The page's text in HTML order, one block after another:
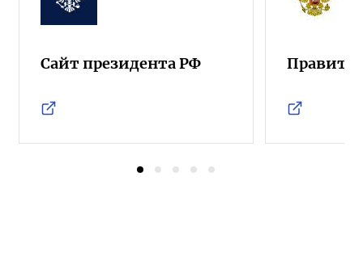
Сайт президента РФ